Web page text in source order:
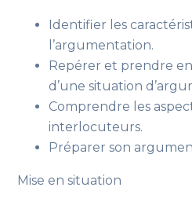
Identifier les
l’argumentation.
Repérer et prendre
d’une situation
Comprendre les
interlocuteurs.
Préparer son
Mise en situation